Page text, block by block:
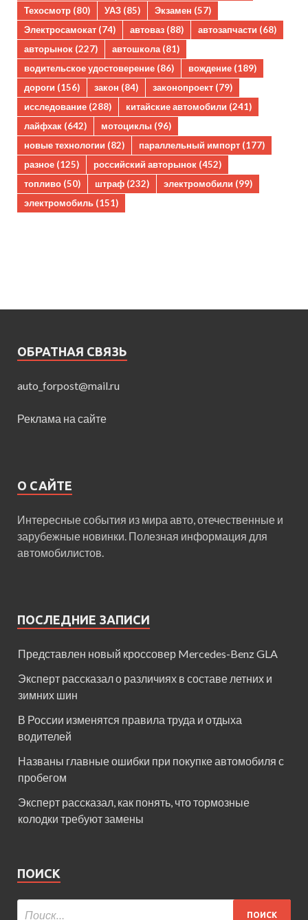
Техосмотр (80) УАЗ (85) Экзамен (57)
Электросамокат (74) автоваз (88) автозапчасти (68)
авторынок (227) автошкола(81)
водительское удостоверение (86) вождение (189)
дороги (156) закон (84) законопроект (79)
исследование (288) китайские автомобили (241)
лайфхак (642) мотоциклы (96)
новые технологии (82) параллельный импорт (177)
разное (125) российский авторынок (452)
топливо (50) штраф (232) электромобили (99)
электромобиль (151)
ОБРАТНАЯ СВЯЗЬ
auto_forpost@mail.ru
Реклама на сайте
О САЙТЕ
Интересные события из мира авто, отечественные и
зарубежные новинки. Полезная информация для
автомобилистов.
ПОСЛЕДНИЕ ЗАПИСИ
Представлен новый кроссовер Mercedes-Benz GLA
Эксперт рассказал о различиях в составе летних и
зимних шин
В России изменятся правила труда и отдыха
водителей
Названы главные ошибки при покупке автомобиля с
пробегом
Эксперт рассказал, как понять, что тормозные
колодки требуют замены
ПОИСК